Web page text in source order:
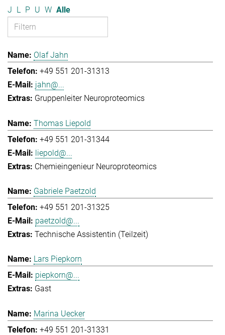
J L P U W Alle
Olaf Jahn
+49 551 201-31313
jahn@...
Gruppenleiter Neuroproteomics
Thomas Liepold
+49 551 201-31344
liepold@...
Chemieingenieur Neuroproteomics
Gabriele Paetzold
+49 551 201-31325
paetzold@...
Technische Assistentin (Teilzeit)
Lars Piepkorn
piepkorn@...
Gast
Marina Uecker
+49 551 201-31331